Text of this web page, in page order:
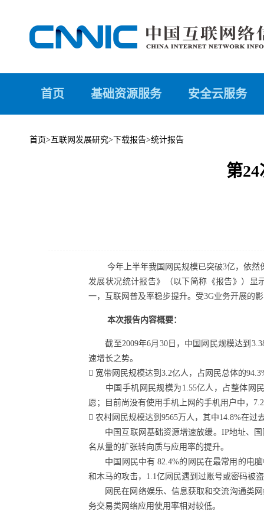
首页 基础资源服务 安全云服务
首页>互联网发展研究> 下载报告>统计报告
第
今年上半年我国网民规模已突破3亿，依然保
发展状况统计报告》（以下简称《报告》）显
一，互联网普及率稳步提升。受3G业务开展的
本次报告内容概要：
截至2009年6月30日，中国网民规模达到3.38
速增长之势。
 宽带网民规模达到3.2亿人，占网民总体的
中国手机网民规模为1.55亿人，占整体网民
愿；目前尚没有使用手机上网的手机用户中，
 农村网民规模达到9565万人，其中14.8%在
中国互联网基础资源增速放缓。IP地址、国
名从量的扩张转向质与应用率的提升。
中国网民中有 82.4%的网民在最常用的电脑
和木马的攻击，1.1亿网民遇到过账号或密码被
网民在网络娱乐、信息获取和交流沟通类网
务交易类网络应用使用率相对较低。